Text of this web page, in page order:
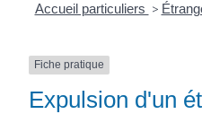
Accueil particuliers >
Fiche pratique
Expulsion d'un